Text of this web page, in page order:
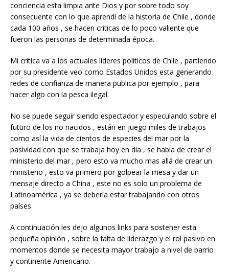
conciencia esta limpia ante Dios y por sobre todo soy
consecuente con lo que aprendí de la historia de Chile , donde
cada 100 años , se hacen criticas de lo poco valiente que
fueron las personas de determinada época.
Mi critica va a los actuales lideres politicos de Chile , partiendo
por su presidente veo como Estados Unidos esta generando
redes de confianza de manera publica por ejemplo , para
hacer algo con la pesca ilegal.
No se puede seguir siendo espectador y especulando sobre el
futuro de los no nacidos , están en juego miles de trabajos
como así la vida de cientos de especies del mar por la
pasividad con que se trabaja hoy en día , se habla de crear el
ministerio del mar , pero esto va mucho mas allá de crear un
ministerio , esto va primero por golpear la mesa y dar un
mensaje directo a China , este no es solo un problema de
Latinoamérica , ya se debería estar trabajando con otros
países .
A continuación les dejo algunos links para sostener esta
pequeña opinión , sobre la falta de liderazgo y el rol pasivo en
momentos donde se necesita mayor trabajo a nivel de barrio
y continente Americano.